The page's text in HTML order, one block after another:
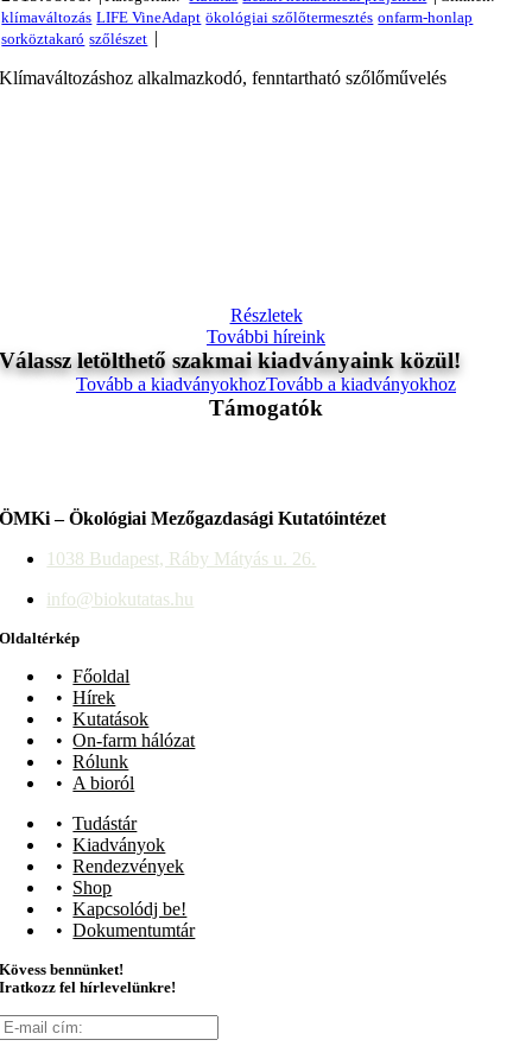
|
Klímaváltozáshoz alkalmazkodó, fenntartható szőlőművelés
Részletek
További híreink
Válassz letölthető szakmai kiadványaink közül!
Tovább a kiadványokhozTovább a kiadványokhoz
Támogatók
ÖMKi – Ökológiai Mezőgazdasági Kutatóintézet
1038 Budapest, Ráby Mátyás u. 26.
info@biokutatas.hu
Oldaltérkép
Főoldal
Hírek
Kutatások
On-farm hálózat
Rólunk
A bioról
Tudástár
Kiadványok
Rendezvények
Shop
Kapcsolódj be!
Dokumentumtár
Kövess bennünket!
Iratkozz fel hírlevelünkre!